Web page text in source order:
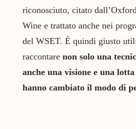
riconosciuto, citato
Wine e trattato anche nei
del WSET. È quindi giusto
raccontare non solo una
anche una visione e una
hanno cambiato il modo di